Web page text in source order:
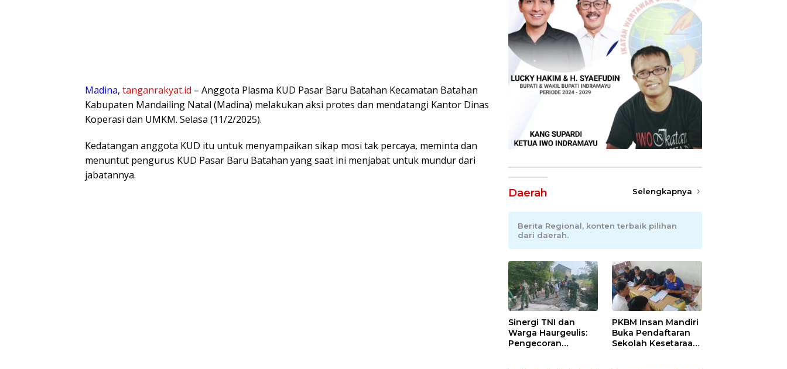
Madina, tanganrakyat.id – Anggota Plasma KUD Pasar Baru Batahan Kecamatan Batahan
Kabupaten Mandailing Natal (Madina) melakukan aksi protes dan mendatangi Kantor Dinas
Koperasi dan UMKM. Selasa (11/2/2025).
Kedatangan anggota KUD itu untuk menyampaikan sikap mosi tak percaya, meminta dan
menuntut pengurus KUD Pasar Baru Batahan yang saat ini menjabat untuk mundur dari
jabatannya.
Daerah Selengkapnya
Berita Regional, konten terbaik pilihan
dari daerah.
Sinergi TNI dan
Warga Haurgeulis:
Pengecoran
PKBM Insan Mandiri
Buka Pendaftaran
Sekolah Kesetaraan